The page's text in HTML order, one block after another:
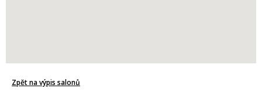
Zpět na výpis salonů